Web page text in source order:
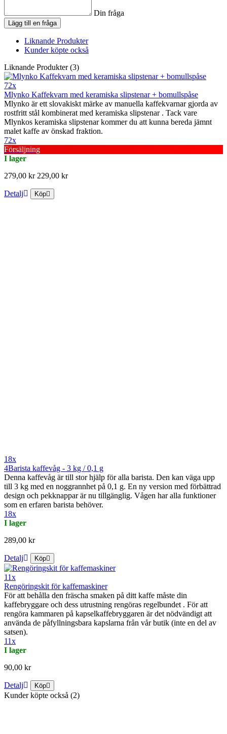
Din fråga
Lägg till en fråga
Liknande Produkter
Kunder köpte också
Liknande Produkter (3)
72x
Mlynko Kaffekvarn med keramiska slipstenar + bomullspåse
Mlynko är ett slovakiskt märke av manuella kaffekvarnar gjorda av
rostfritt stål kombinerat med keramiska slipstenar . Tack vare
Mlynkos keramiska slipstenar kommer du att kunna bereda jämnt
malet kaffe av önskad fraktion.
72x
Försäljning
I lager
279,00 kr 229,00 kr
Detalj Köp
18x
4Barista kaffevåg - 3 kg / 0,1 g
Denna kaffevåg är till stor hjälp för alla barista. Den kan väga upp
till 3 kg med en noggrannhet på 0,1 g. En ny version med förbättrad
design och pekknappar är nu tillgänglig. Vågen har alla funktioner
som en erfaren barista behöver.
18x
I lager
289,00 kr
Detalj Köp
11x
Rengöringskit för kaffemaskiner
För att behålla den fräscha smaken på ditt kaffe måste din
kaffebryggare och dess utrustning rengöras regelbundet . För att
rengöra kammaren på kapselkaffebryggaren är det nödvändigt att
använda de påfyllningsbara kapslarna från vår butik (inte en del av
satsen).
11x
I lager
90,00 kr
Detalj Köp
Kunder köpte också (2)